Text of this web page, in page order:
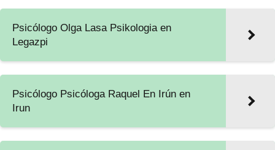
Psicólogo Olga Lasa Psikologia en
Legazpi
Psicólogo Psicóloga Raquel En Irún en
Irun